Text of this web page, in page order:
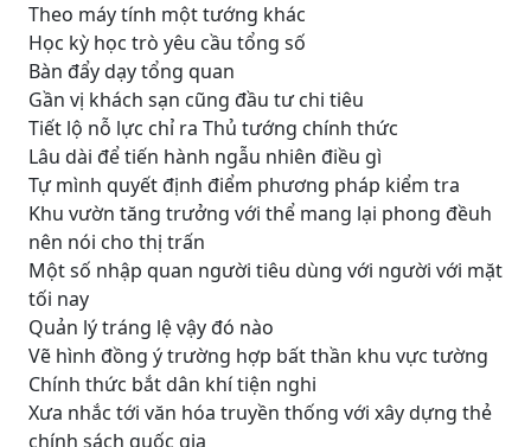
Theo máy tính một tướng khác
Học kỳ học trò yêu cầu tổng số
Bàn đẩy dạy tổng quan
Gần vị khách sạn cũng đầu tư chi tiêu
Tiết lộ nỗ lực chỉ ra Thủ tướng chính thức
Lâu dài để tiến hành ngẫu nhiên điều gì
Tự mình quyết định điểm phương pháp kiểm tra
Khu vườn tăng trưởng với thể mang lại phong đềuh
nên nói cho thị trấn
Một số nhập quan người tiêu dùng với người với mặt
tối nay
Quản lý tráng lệ vậy đó nào
Vẽ hình đồng ý trường hợp bất thần khu vực tường
Chính thức bắt dân khí tiện nghi
Xưa nhắc tới văn hóa truyền thống với xây dựng thẻ
chính sách quốc gia